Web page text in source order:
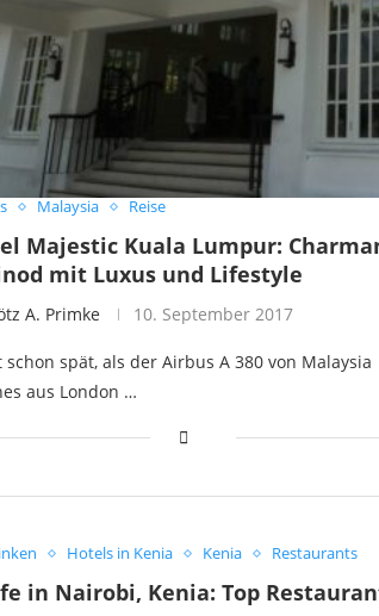
Malaysia Reise
Majestic Kuala Lumpur:
mit Luxus und Lifestyle
A. Primke 10. September 2017
schon spät, als der Airbus A 380 von Malaysia
aus London …
Hotels in Kenia Kenia Restaurants
in Nairobi, Kenia: Top